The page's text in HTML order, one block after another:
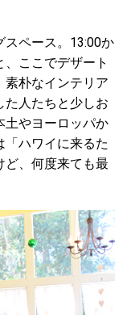
ペース。13:00か
ここでデザート
素朴なインテリア
た人たちと少しお
土やヨーロッパか
「ハワイに来るた
ど、何度来ても最